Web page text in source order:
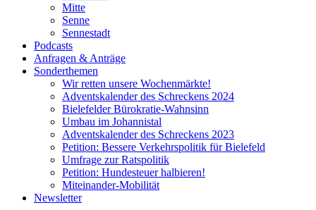
Mitte
Senne
Sennestadt
Podcasts
Anfragen & Anträge
Sonderthemen
Wir retten unsere Wochenmärkte!
Adventskalender des Schreckens 2024
Bielefelder Bürokratie-Wahnsinn
Umbau im Johannistal
Adventskalender des Schreckens 2023
Petition: Bessere Verkehrspolitik für Bielefeld​​
Umfrage zur Ratspolitik
Petition: Hundesteuer halbieren!
Miteinander-Mobilität
Newsletter